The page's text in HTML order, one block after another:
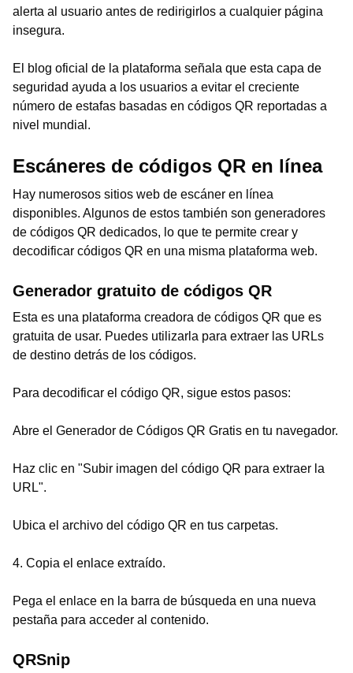
alerta al usuario antes de redirigirlos a cualquier página
insegura.
El blog oficial de la plataforma señala que esta capa de
seguridad ayuda a los usuarios a evitar el creciente
número de estafas basadas en códigos QR reportadas a
nivel mundial.
Escáneres de códigos QR en línea
Hay numerosos sitios web de escáner en línea
disponibles. Algunos de estos también son generadores
de códigos QR dedicados, lo que te permite crear y
decodificar códigos QR en una misma plataforma web.
Generador gratuito de códigos QR
Esta es una plataforma creadora de códigos QR que es
gratuita de usar. Puedes utilizarla para extraer las URLs
de destino detrás de los códigos.
Para decodificar el código QR, sigue estos pasos:
Abre el Generador de Códigos QR Gratis en tu navegador.
Haz clic en "Subir imagen del código QR para extraer la
URL".
Ubica el archivo del código QR en tus carpetas.
4. Copia el enlace extraído.
Pega el enlace en la barra de búsqueda en una nueva
pestaña para acceder al contenido.
QRSnip